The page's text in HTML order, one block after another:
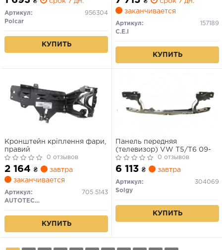
Артикул:
956304
Polcar
КУПИТЬ
заканчивается
Артикул:
157189
C.E.I
КУПИТЬ
Кронштейн кріплення фари,
правий
0 отзывов
2 164 ₴
завтра
заканчивается
Артикул:
705 5143
AUTOTECHTEILE
КУПИТЬ
Панель передняя
(телевизор) VW T5/T6 09-
0 отзывов
6 113 ₴ завтра
Артикул:
304069
Solgy
КУПИТЬ